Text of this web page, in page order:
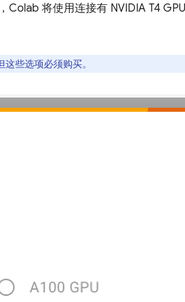
Colab 将使用连接有 NVIDIA T4
些选项必须购买。